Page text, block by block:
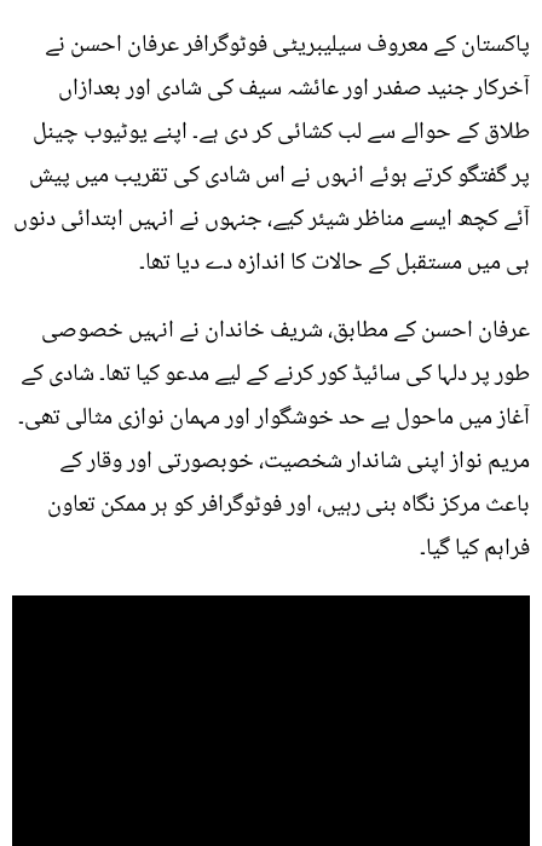
پاکستان کے معروف سیلیبریٹی فوٹوگرافر عرفان احسن نے
آخرکار جنید صفدر اور عائشہ سیف کی شادی اور بعدازاں
طلاق کے حوالے سے لب کشائی کر دی ہے۔ اپنے یوٹیوب چینل
پر گفتگو کرتے ہوئے انہوں نے اس شادی کی تقریب میں پیش
آئے کچھ ایسے مناظر شیئر کیے، جنہوں نے انہیں ابتدائی دنوں
ہی میں مستقبل کے حالات کا اندازہ دے دیا تھا۔
عرفان احسن کے مطابق، شریف خاندان نے انہیں خصوصی
طور پر دلہا کی سائیڈ کور کرنے کے لیے مدعو کیا تھا۔ شادی کے
آغاز میں ماحول بے حد خوشگوار اور مہمان نوازی مثالی تھی۔
مریم نواز اپنی شاندار شخصیت، خوبصورتی اور وقار کے
باعث مرکز نگاہ بنی رہیں، اور فوٹوگرافر کو ہر ممکن تعاون
فراہم کیا گیا۔